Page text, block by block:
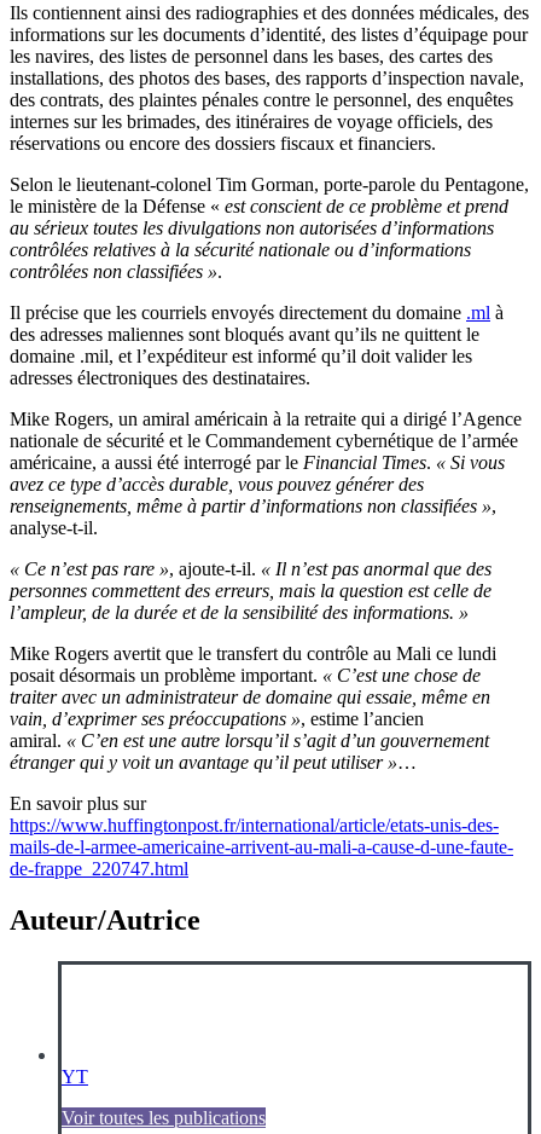
Ils contiennent ainsi des radiographies et des données médicales, des
informations sur les documents d’identité, des listes d’équipage pour
les navires, des listes de personnel dans les bases, des cartes des
installations, des photos des bases, des rapports d’inspection navale,
des contrats, des plaintes pénales contre le personnel, des enquêtes
internes sur les brimades, des itinéraires de voyage officiels, des
réservations ou encore des dossiers fiscaux et financiers.
Selon le lieutenant-colonel Tim Gorman, porte-parole du Pentagone,
le ministère de la Défense « est conscient de ce problème et prend
au sérieux toutes les divulgations non autorisées d’informations
contrôlées relatives à la sécurité nationale ou d’informations
contrôlées non classifiées ».
Il précise que les courriels envoyés directement du domaine .ml à
des adresses maliennes sont bloqués avant qu’ils ne quittent le
domaine .mil, et l’expéditeur est informé qu’il doit valider les
adresses électroniques des destinataires.
Mike Rogers, un amiral américain à la retraite qui a dirigé l’Agence
nationale de sécurité et le Commandement cybernétique de l’armée
américaine, a aussi été interrogé par le Financial Times. « Si vous
avez ce type d’accès durable, vous pouvez générer des
renseignements, même à partir d’informations non classifiées »,
analyse-t-il.
« Ce n’est pas rare », ajoute-t-il. « Il n’est pas anormal que des
personnes commettent des erreurs, mais la question est celle de
l’ampleur, de la durée et de la sensibilité des informations. »
Mike Rogers avertit que le transfert du contrôle au Mali ce lundi
posait désormais un problème important. « C’est une chose de
traiter avec un administrateur de domaine qui essaie, même en
vain, d’exprimer ses préoccupations », estime l’ancien
amiral. « C’en est une autre lorsqu’il s’agit d’un gouvernement
étranger qui y voit un avantage qu’il peut utiliser »…
En savoir plus sur
https://www.huffingtonpost.fr/international/article/etats-unis-des-
mails-de-l-armee-americaine-arrivent-au-mali-a-cause-d-une-faute-
de-frappe_220747.html
Auteur/Autrice
YT
Voir toutes les publications